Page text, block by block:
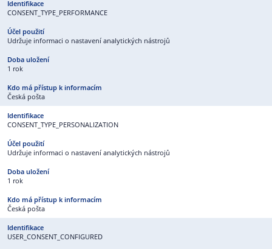
CONSENT_TYPE_PERFORMANCE
Udržuje informaci o nastavení analytických nástrojů
1 rok
Česká pošta
CONSENT_TYPE_PERSONALIZATION
Udržuje informaci o nastavení analytických nástrojů
1 rok
Česká pošta
USER_CONSENT_CONFIGURED